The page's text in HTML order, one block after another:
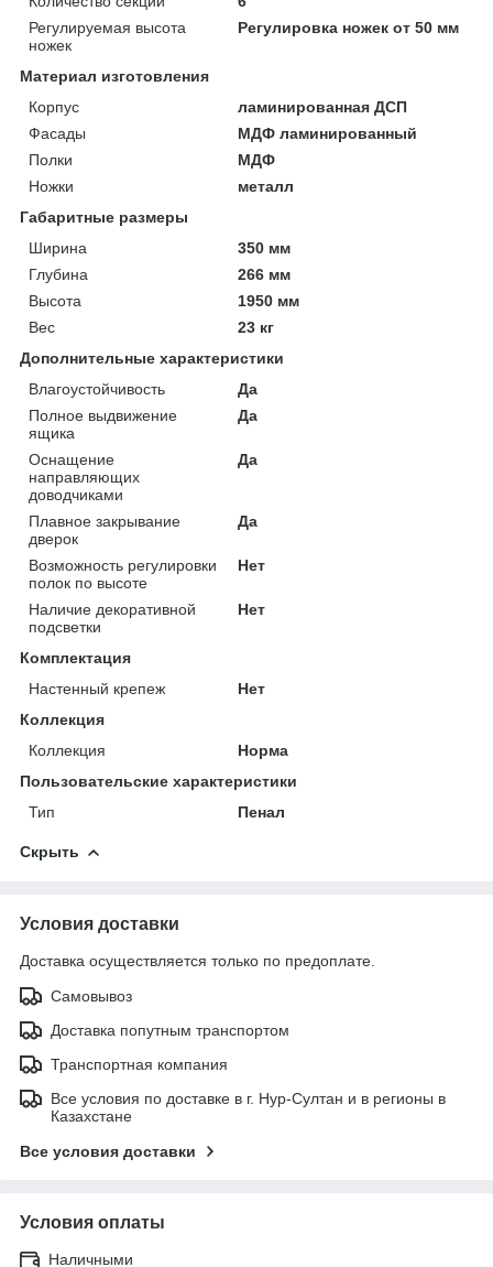
Регулируемая высота
ножек
Регулировка ножек от 50 мм
Материал изготовления
Корпус
ламинированная ДСП
Фасады
МДФ ламинированный
Полки
МДФ
Ножки
металл
Габаритные размеры
Ширина
350 мм
Глубина
266 мм
Высота
1950 мм
Вес
23 кг
Дополнительные характеристики
Влагоустойчивость
Да
Полное выдвижение
ящика
Да
Оснащение
направляющих
доводчиками
Да
Плавное закрывание
дверок
Да
Возможность регулировки
полок по высоте
Нет
Наличие декоративной
подсветки
Нет
Комплектация
Настенный крепеж
Нет
Коллекция
Коллекция
Норма
Пользовательские характеристики
Тип
Пенал
Скрыть
Условия доставки
Доставка осуществляется только по предоплате.
Самовывоз
Доставка попутным транспортом
Транспортная компания
Все условия по доставке в г. Нур-Султан и в регионы в
Казахстане
Все условия доставки
Условия оплаты
Наличными